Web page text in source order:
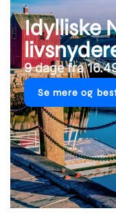
Idylliske
9 dage fra
Se mere og